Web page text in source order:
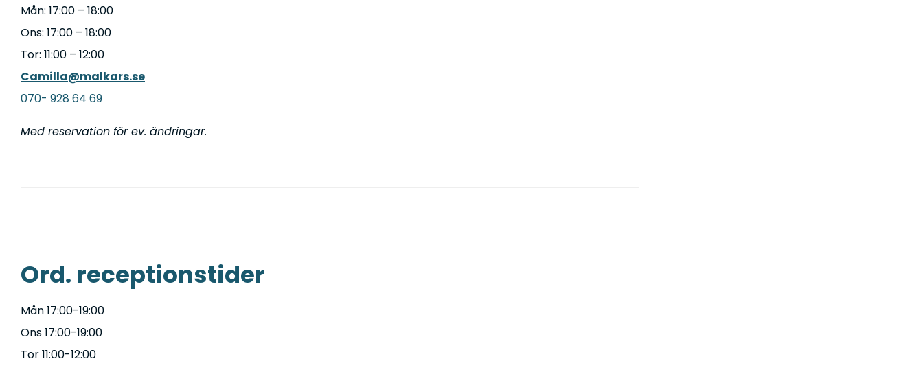
Mån: 17:00 – 18:00
Ons: 17:00 – 18:00
Tor: 11:00 – 12:00
Camilla@malkars.se
070- 928 64 69
Med reservation för ev. ändringar.
Ord. receptionstider
Mån 17:00-19:00
Ons 17:00-19:00
Tor 11:00-12:00